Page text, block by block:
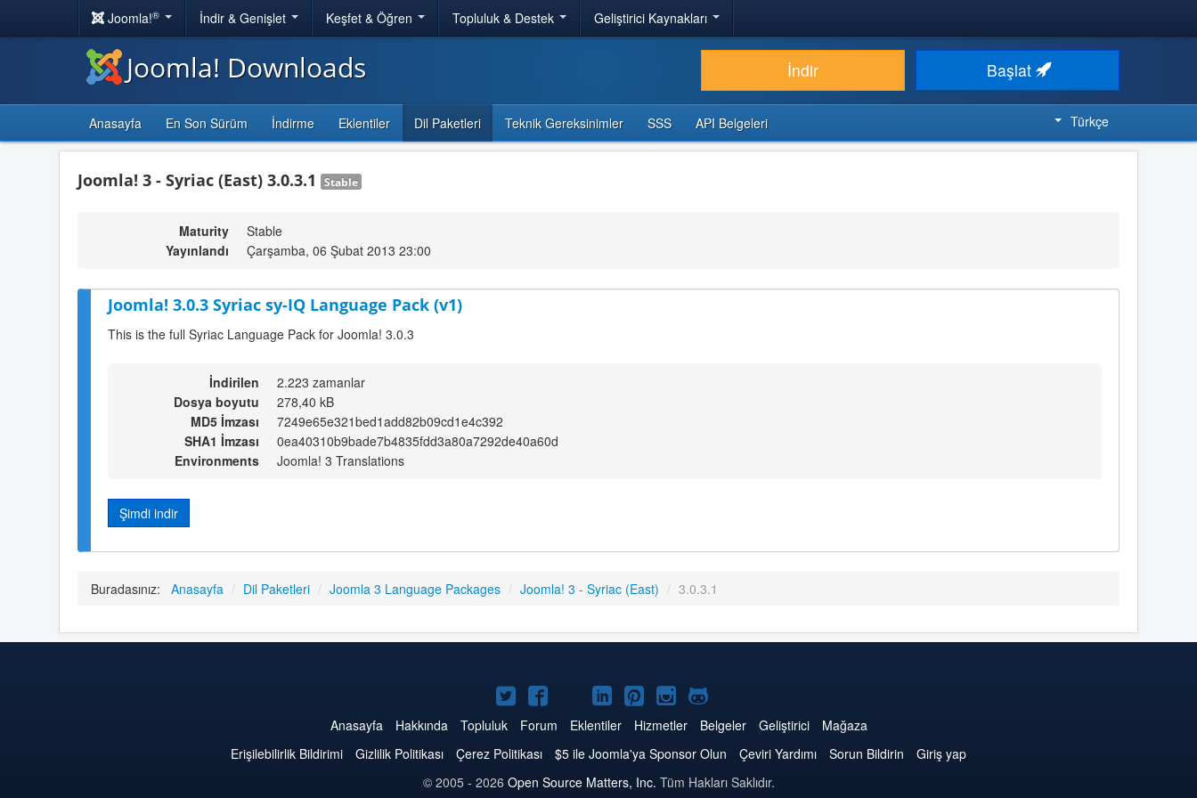
Joomla!® İndir & Genişlet Keşfet & Öğren Topluluk & Destek Geliştirici Kaynakları
Joomla! Downloads İndir Başlat
Anasayfa En Son Sürüm İndirme Eklentiler Dil Paketleri Teknik Gereksinimler SSS API Belgeleri Türkçe
Joomla! 3 - Syriac (East) 3.0.3.1 Stable
Maturity
Stable
Yayınlandı
Çarşamba, 06 Şubat 2013 23:00
Joomla! 3.0.3 Syriac sy-IQ Language Pack (v1)
This is the full Syriac Language Pack for Joomla! 3.0.3
İndirilen
2.223 zamanlar
Dosya boyutu
278,40 kB
MD5 İmzası
7249e65e321bed1add82b09cd1e4c392
SHA1 İmzası
0ea40310b9bade7b4835fdd3a80a7292de40a60d
Environments
Joomla! 3 Translations
Şimdi indir
Buradasınız: Anasayfa / Dil Paketleri / Joomla 3 Language Packages / Joomla! 3 - Syriac (East) / 3.0.3.1
Twitter'da
Joomla
Facebook'da
Joomla
YouTube'da
Joomla
LinkedIn'de
Joomla
Pinterest'de
Joomla
Instagram'da
Joomla
GitHub'da
Joomla
Anasayfa Hakkında Topluluk Forum Eklentiler Hizmetler Belgeler Geliştirici
Mağaza
Erişilebilirlik Bildirimi
Gizlilik Politikası Çerez Politikası $5 ile Joomla'ya Sponsor Olun Çeviri Yardımı Sorun Bildirin
Giriş yap
© 2005 - 2026 Open Source Matters, Inc. Tüm Hakları Saklıdır.